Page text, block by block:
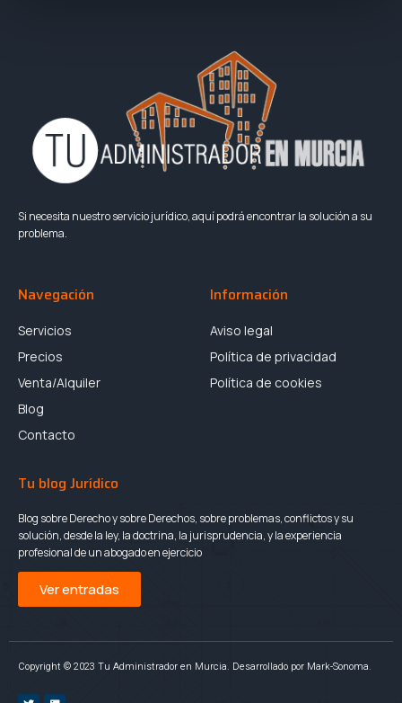
Si necesita nuestro servicio jurídico, aquí podrá encontrar la solución a su
problema.
Navegación
Servicios
Precios
Venta/Alquiler
Blog
Contacto
Información
Aviso legal
Política de privacidad
Política de cookies
Tu blog Jurídico
Blog sobre Derecho y sobre Derechos, sobre problemas, conflictos y su
solución, desde la ley, la doctrina, la jurisprudencia, y la experiencia
profesional de un abogado en ejercicio
Ver entradas
Copyright © 2023 Tu Administrador en Murcia. Desarrollado por Mark-Sonoma.